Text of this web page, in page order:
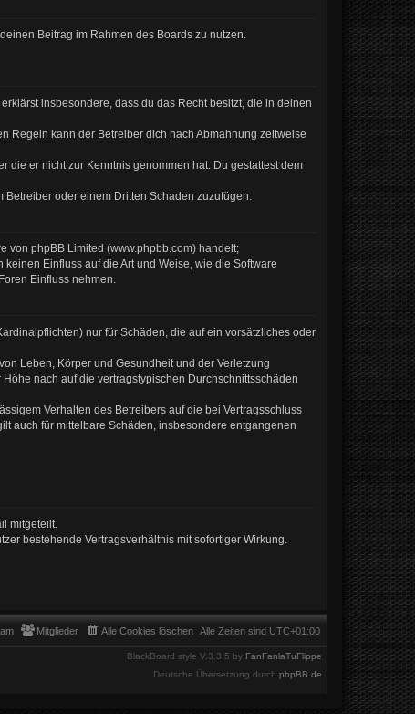
Beitrag im Rahmen des Boards zu nutzen.
insbesondere, dass du das Recht besitzt, die in deinen
Regeln kann der Betreiber dich nach Abmahnung zeitweise
die er nicht zur Kenntnis genommen hat. Du gestattest dem
oder einem Dritten Schaden zuzufügen.
von phpBB Limited (www.phpbb.com) handelt;
Einfluss auf die Art und Weise, wie die Software
Einfluss nehmen.
nur für Schäden, die auf ein vorsätzliches oder
Leben, Körper und Gesundheit und der Verletzung
nach auf die vertragstypischen Durchschnittsschäden
Verhalten des Betreibers auf die bei Vertragsschluss
auch für mittelbare Schäden, insbesondere entgangenen
mitgeteilt.
bestehende Vertragsverhältnis mit sofortiger Wirkung.
Alle Zeiten sind UTC+01:00
Alle Cookies löschen
Mitglieder
BlackBoard style V.3.3.5 by FanFanlaTuFlippe
Deutsche Übersetzung durch phpBB.de